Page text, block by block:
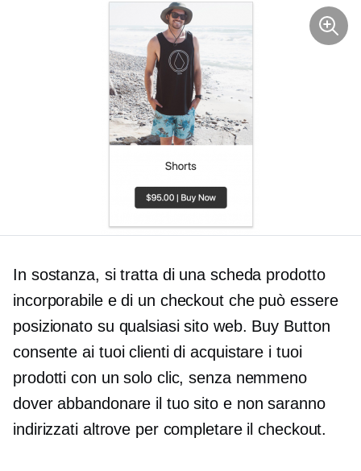
In sostanza, si tratta di una scheda prodotto
incorporabile e di un checkout che può essere
posizionato su qualsiasi sito web. Buy Button
consente ai tuoi clienti di acquistare i tuoi
prodotti con un solo clic, senza nemmeno
dover abbandonare il tuo sito e non saranno
indirizzati altrove per completare il checkout.